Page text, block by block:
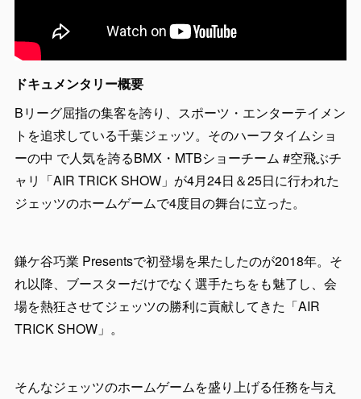
ドキュメンタリー概要
Bリーグ屈指の集客を誇り、スポーツ・エンターテイメン
トを追求している千葉ジェッツ。そのハーフタイムショ
ーの中 で人気を誇るBMX・MTBショーチーム #空飛ぶチ
ャリ「AIR TRICK SHOW」が4月24日＆25日に行われた
ジェッツのホームゲームで4度目の舞台に立った。
鎌ケ谷巧業 Presentsで初登場を果たしたのが2018年。そ
れ以降、ブースターだけでなく選手たちをも魅了し、会
場を熱狂させてジェッツの勝利に貢献してきた「AIR
TRICK SHOW」。
そんなジェッツのホームゲームを盛り上げる任務を与え